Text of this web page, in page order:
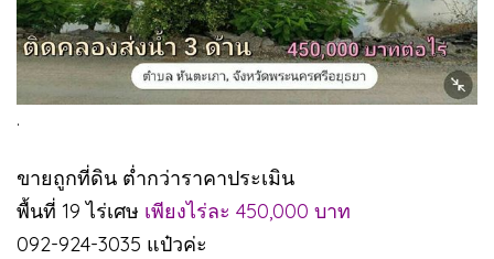
.
ขายถูกที่ดิน ต่ำกว่าราคาประเมิน
พื้นที่ 19 ไร่เศษ เพียงไร่ละ 450,000 บาท
092-924-3035 แป๋วค่ะ